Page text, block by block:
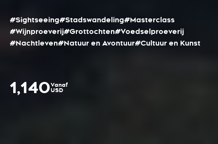
#Sightseeing#Stadswandeling#Masterclass
#Wijnproeverij#Grottochten#Voedselproeverij
#Nachtleven#Natuur en Avontuur#Cultuur en Kunst
1,140Vanaf
USD